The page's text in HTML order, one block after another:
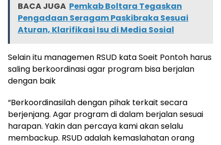
BACA JUGA Pemkab Boltara Tegaskan
Pengadaan Seragam Paskibraka Sesuai
Aturan, Klarifikasi Isu di Media Sosial
Selain itu managemen RSUD kata Soeit Pontoh harus
saling berkoordinasi agar program bisa berjalan
dengan baik
“Berkoordinasilah dengan pihak terkait secara
berjenjang. Agar program di dalam berjalan sesuai
harapan. Yakin dan percaya kami akan selalu
membackup. RSUD adalah kemaslahatan orang